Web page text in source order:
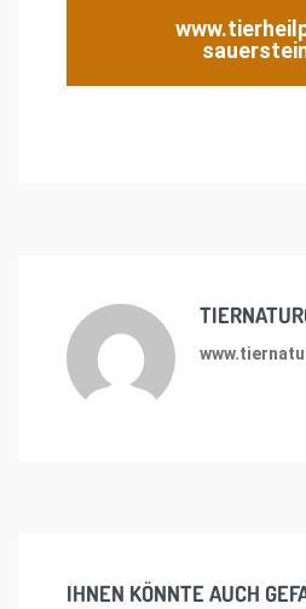
IHNEN KÖNNTE AUCH